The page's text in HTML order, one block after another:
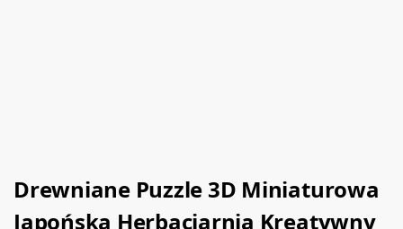
Drewniane Puzzle 3D Miniaturowa
Japońska Herbaciarnia Kreatywny